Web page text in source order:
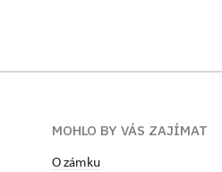
MOHLO BY VÁS ZAJÍMAT
O zámku